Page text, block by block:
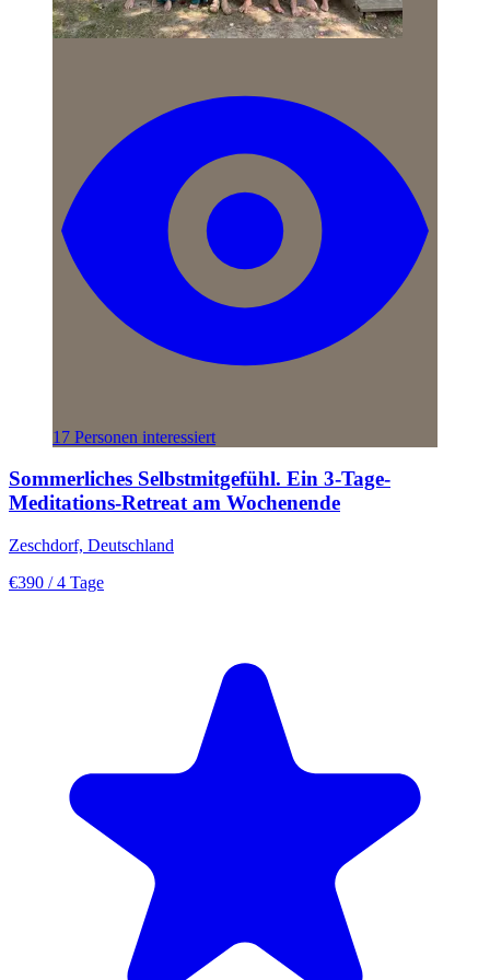
17 Personen interessiert
Sommerliches Selbstmitgefühl. Ein 3-Tage-
Meditations-Retreat am Wochenende
Zeschdorf, Deutschland
€390 / 4 Tage